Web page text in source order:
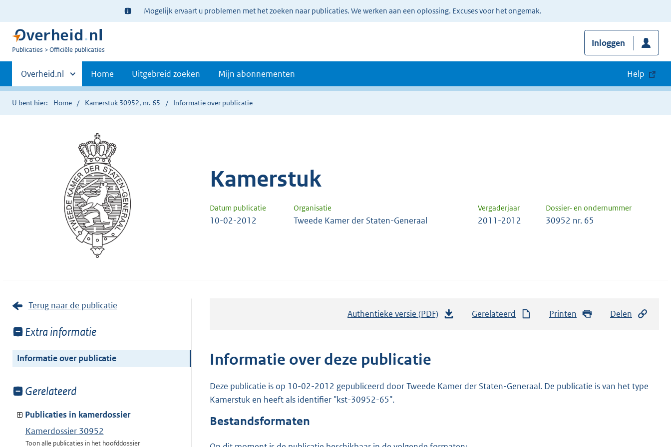
Ter
informatie:
Mogelijk ervaart u problemen met het zoeken naar publicaties. We werken aan een oplossing. Excuses voor het ongemak.
U
Publicaties Officiële publicaties
Inloggen
Primaire
navigatie
Andere
sites
binnen
Overheid.nl Home Uitgebreid zoeken Mijn abonnementen Help
U bent hier: Home Kamerstuk 30952, nr. 65 Informatie over publicatie
Kamerstuk
Datum publicatie Organisatie Vergaderjaar Dossier- en ondernummer
10-02-2012 Tweede Kamer der Staten-Generaal 2011-2012 30952 nr. 65
Terug naar de publicatie
Toon
van:
Extra informatie
Informatie over publicatie
Toon
van:
Gerelateerd
Publicaties in kamerdossier
Kamerdossier 30952
Toon alle publicaties in het hoofddossier
Authentieke versie (PDF)
n
Gerelateerd Printen Delen
Informatie over deze publicatie
Deze publicatie is op 10-02-2012 gepubliceerd door Tweede Kamer der Staten-Generaal. De publicatie is van het type
Kamerstuk en heeft als identifier "kst-30952-65".
Bestandsformaten